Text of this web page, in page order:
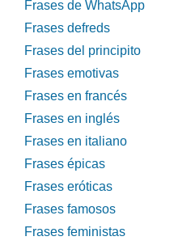
Frases de WhatsApp
Frases defreds
Frases del principito
Frases emotivas
Frases en francés
Frases en inglés
Frases en italiano
Frases épicas
Frases eróticas
Frases famosos
Frases feministas